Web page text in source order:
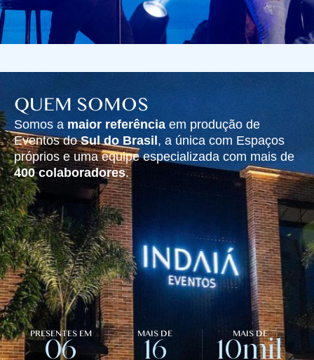
QUEM SOMOS
Somos a maior referênciaem produção de
Eventos doSul do Brasil , a única com Espaços
próprios e uma equipe especializada com mais de
400 colaboradores.
PRESENTES EM
06
MAIS DE
16
MAIS DE
10mil